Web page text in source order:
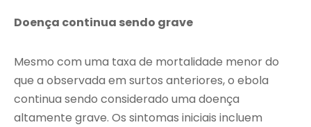
Doença continua sendo grave
Mesmo com uma taxa de mortalidade menor do
que a observada em surtos anteriores, o ebola
continua sendo considerado uma doença
altamente grave. Os sintomas iniciais incluem